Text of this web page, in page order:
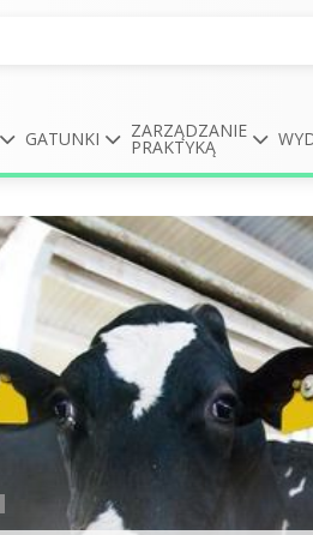
GATUNKI ZARZĄDZANIE
PRAKTYKĄ